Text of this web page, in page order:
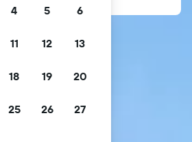
4 5 6
11 12 13
18 19 20
25 26 27